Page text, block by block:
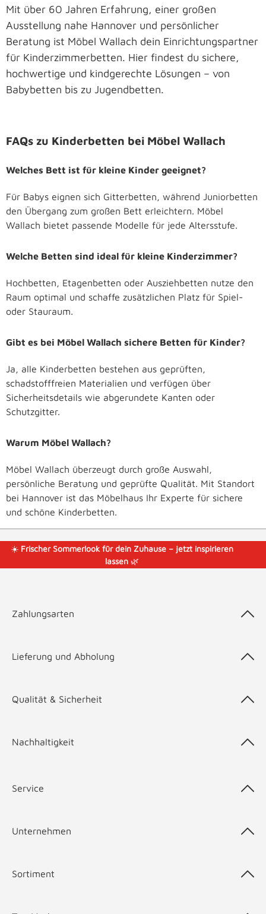
Mit über 60 Jahren Erfahrung, einer großen
Ausstellung nahe Hannover und persönlicher
Beratung ist Möbel Wallach dein Einrichtungspartner
für Kinderzimmerbetten. Hier findest du sichere,
hochwertige und kindgerechte Lösungen – von
Babybetten bis zu Jugendbetten.
FAQs zu Kinderbetten bei Möbel Wallach
Welches Bett ist für kleine Kinder geeignet?
Für Babys eignen sich Gitterbetten, während Juniorbetten
den Übergang zum großen Bett erleichtern. Möbel
Wallach bietet passende Modelle für jede Altersstufe.
Welche Betten sind ideal für kleine Kinderzimmer?
Hochbetten, Etagenbetten oder Ausziehbetten nutze den
Raum optimal und schaffe zusätzlichen Platz für Spiel-
oder Stauraum.
Gibt es bei Möbel Wallach sichere Betten für Kinder?
Ja, alle Kinderbetten bestehen aus geprüften,
schadstofffreien Materialien und verfügen über
Sicherheitsdetails wie abgerundete Kanten oder
Schutzgitter.
Warum Möbel Wallach?
Möbel Wallach überzeugt durch große Auswahl,
persönliche Beratung und geprüfte Qualität. Mit Standort
bei Hannover ist das Möbelhaus Ihr Experte für sichere
und schöne Kinderbetten.
☀️ Frischer Sommerlook für dein Zuhause – jetzt inspirieren
lassen🌿
Zahlungsarten
Lieferung und Abholung
Qualität & Sicherheit
Nachhaltigkeit
Service
Unternehmen
Sortiment